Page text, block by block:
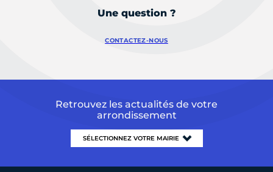
Une question ?
CONTACTEZ-NOUS
Retrouvez les actualités de votre
arrondissement